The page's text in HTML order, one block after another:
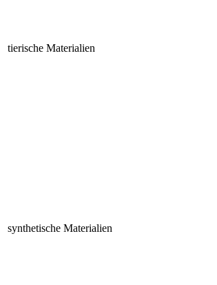
tierische Materialien
synthetische Materialien